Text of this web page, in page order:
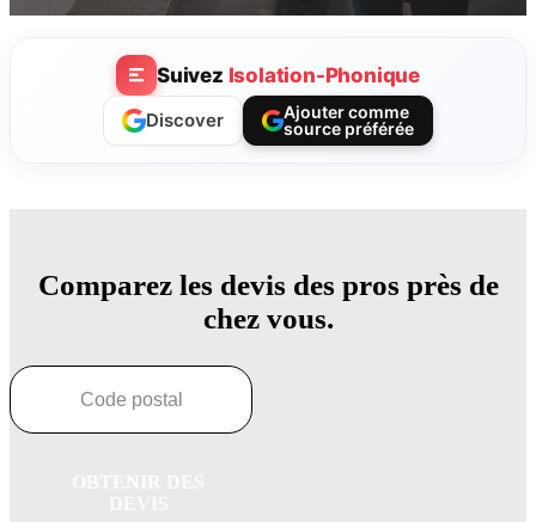
Suivez Isolation-Phonique
Discover
Ajouter comme
source préférée
Comparez les devis des pros près de
chez vous.